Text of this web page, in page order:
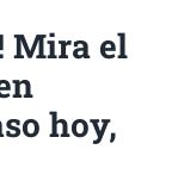
Mira el
hoy,